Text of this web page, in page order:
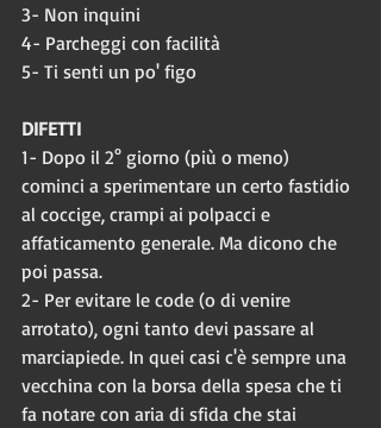
3- Non inquini
4- Parcheggi con facilità
5- Ti senti un po' figo
DIFETTI
1- Dopo il 2° giorno (più o meno)
cominci a sperimentare un certo fastidio
al coccige, crampi ai polpacci e
affaticamento generale. Ma dicono che
poi passa.
2- Per evitare le code (o di venire
arrotato), ogni tanto devi passare al
marciapiede. In quei casi c'è sempre una
vecchina con la borsa della spesa che ti
fa notare con aria di sfida che stai